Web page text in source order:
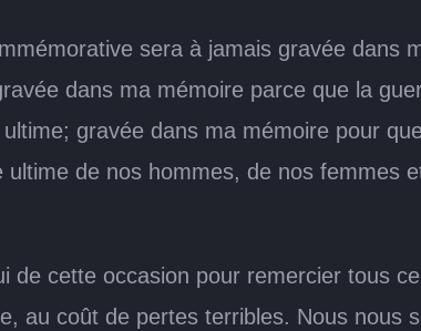
sera à jamais gravée dans
dans ma mémoire parce que la
gravée dans ma mémoire pour
ultime de nos hommes, de nos femmes
de cette occasion pour remercier tous
au coût de pertes terribles. Nous nous